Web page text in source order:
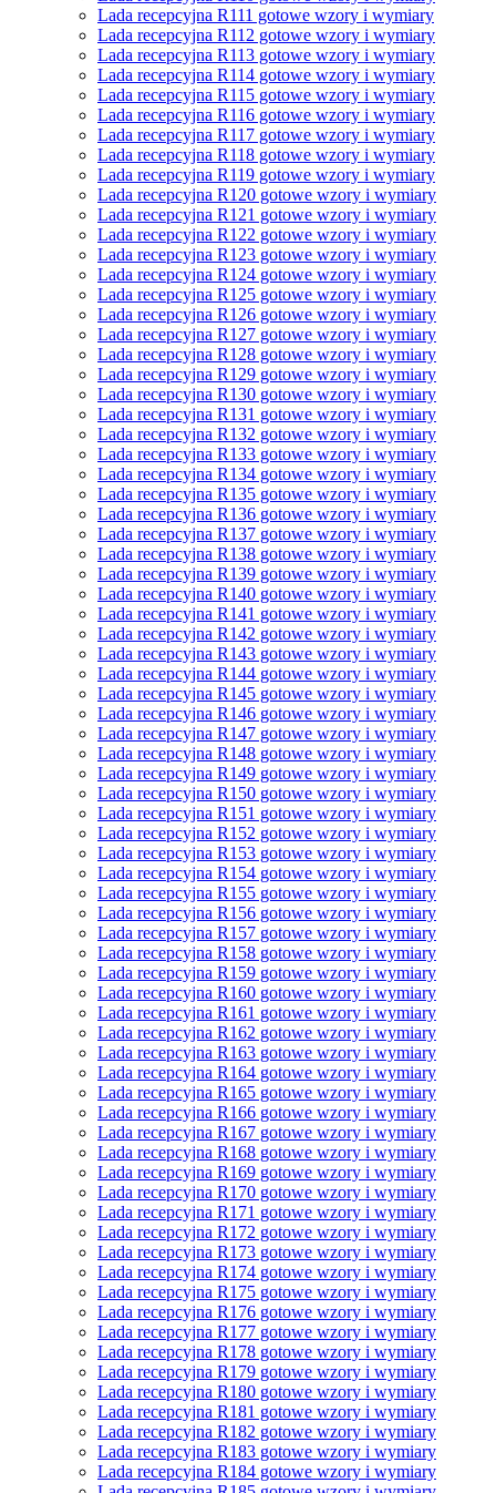
Lada recepcyjna R111 gotowe wzory i wymiary
Lada recepcyjna R112 gotowe wzory i wymiary
Lada recepcyjna R113 gotowe wzory i wymiary
Lada recepcyjna R114 gotowe wzory i wymiary
Lada recepcyjna R115 gotowe wzory i wymiary
Lada recepcyjna R116 gotowe wzory i wymiary
Lada recepcyjna R117 gotowe wzory i wymiary
Lada recepcyjna R118 gotowe wzory i wymiary
Lada recepcyjna R119 gotowe wzory i wymiary
Lada recepcyjna R120 gotowe wzory i wymiary
Lada recepcyjna R121 gotowe wzory i wymiary
Lada recepcyjna R122 gotowe wzory i wymiary
Lada recepcyjna R123 gotowe wzory i wymiary
Lada recepcyjna R124 gotowe wzory i wymiary
Lada recepcyjna R125 gotowe wzory i wymiary
Lada recepcyjna R126 gotowe wzory i wymiary
Lada recepcyjna R127 gotowe wzory i wymiary
Lada recepcyjna R128 gotowe wzory i wymiary
Lada recepcyjna R129 gotowe wzory i wymiary
Lada recepcyjna R130 gotowe wzory i wymiary
Lada recepcyjna R131 gotowe wzory i wymiary
Lada recepcyjna R132 gotowe wzory i wymiary
Lada recepcyjna R133 gotowe wzory i wymiary
Lada recepcyjna R134 gotowe wzory i wymiary
Lada recepcyjna R135 gotowe wzory i wymiary
Lada recepcyjna R136 gotowe wzory i wymiary
Lada recepcyjna R137 gotowe wzory i wymiary
Lada recepcyjna R138 gotowe wzory i wymiary
Lada recepcyjna R139 gotowe wzory i wymiary
Lada recepcyjna R140 gotowe wzory i wymiary
Lada recepcyjna R141 gotowe wzory i wymiary
Lada recepcyjna R142 gotowe wzory i wymiary
Lada recepcyjna R143 gotowe wzory i wymiary
Lada recepcyjna R144 gotowe wzory i wymiary
Lada recepcyjna R145 gotowe wzory i wymiary
Lada recepcyjna R146 gotowe wzory i wymiary
Lada recepcyjna R147 gotowe wzory i wymiary
Lada recepcyjna R148 gotowe wzory i wymiary
Lada recepcyjna R149 gotowe wzory i wymiary
Lada recepcyjna R150 gotowe wzory i wymiary
Lada recepcyjna R151 gotowe wzory i wymiary
Lada recepcyjna R152 gotowe wzory i wymiary
Lada recepcyjna R153 gotowe wzory i wymiary
Lada recepcyjna R154 gotowe wzory i wymiary
Lada recepcyjna R155 gotowe wzory i wymiary
Lada recepcyjna R156 gotowe wzory i wymiary
Lada recepcyjna R157 gotowe wzory i wymiary
Lada recepcyjna R158 gotowe wzory i wymiary
Lada recepcyjna R159 gotowe wzory i wymiary
Lada recepcyjna R160 gotowe wzory i wymiary
Lada recepcyjna R161 gotowe wzory i wymiary
Lada recepcyjna R162 gotowe wzory i wymiary
Lada recepcyjna R163 gotowe wzory i wymiary
Lada recepcyjna R164 gotowe wzory i wymiary
Lada recepcyjna R165 gotowe wzory i wymiary
Lada recepcyjna R166 gotowe wzory i wymiary
Lada recepcyjna R167 gotowe wzory i wymiary
Lada recepcyjna R168 gotowe wzory i wymiary
Lada recepcyjna R169 gotowe wzory i wymiary
Lada recepcyjna R170 gotowe wzory i wymiary
Lada recepcyjna R171 gotowe wzory i wymiary
Lada recepcyjna R172 gotowe wzory i wymiary
Lada recepcyjna R173 gotowe wzory i wymiary
Lada recepcyjna R174 gotowe wzory i wymiary
Lada recepcyjna R175 gotowe wzory i wymiary
Lada recepcyjna R176 gotowe wzory i wymiary
Lada recepcyjna R177 gotowe wzory i wymiary
Lada recepcyjna R178 gotowe wzory i wymiary
Lada recepcyjna R179 gotowe wzory i wymiary
Lada recepcyjna R180 gotowe wzory i wymiary
Lada recepcyjna R181 gotowe wzory i wymiary
Lada recepcyjna R182 gotowe wzory i wymiary
Lada recepcyjna R183 gotowe wzory i wymiary
Lada recepcyjna R184 gotowe wzory i wymiary